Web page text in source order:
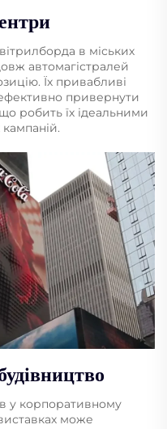
в міських
автомагістралей
Їх привабливі
привернути
робить їх ідеальними
у корпоративному
може